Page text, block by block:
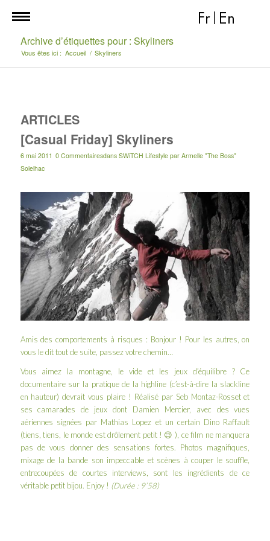
Fr En
Archive d’étiquettes pour : Skyliners
Vous êtes ici : Accueil / Skyliners
ARTICLES
[Casual Friday] Skyliners
6 mai 2011 0 Commentairesdans SWiTCH Lifestyle par Armelle "The Boss"
Solelhac
Amis des comportements à risques : Bonjour ! Pour les autres, on
vous le dit tout de suite, passez votre chemin…
Vous aimez la montagne, le vide et les jeux d’équilibre ? Ce
documentaire sur la pratique de la highline (c’est-à-dire la slackline
en hauteur) devrait vous plaire ! Réalisé par Seb Montaz-Rossetet
ses camarades de jeux dont Damien Mercier, avec des vues
aériennes signées par Mathias Lopez et un certain Dino Raffault
(tiens, tiens, le monde est drôlement petit ! 😉 ), ce film ne manquera
pas de vous donner des sensations fortes. Photos magnifiques,
mixage de la bande son impeccable et scènes à couper le souffle,
entrecoupées de courtes interviews, sont les ingrédients de ce
véritable petit bijou. Enjoy ! (Durée : 9’58)